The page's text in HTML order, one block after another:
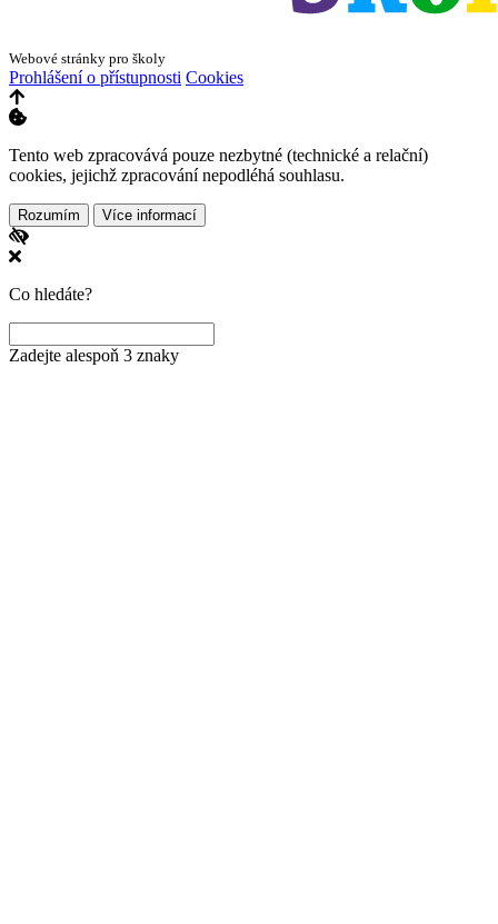
Webové stránky pro školy
Prohlášení o přístupnosti Cookies
Tento web zpracovává pouze nezbytné (technické a relační)
cookies, jejichž zpracování nepodléhá souhlasu.
Rozumím Více informací
Co hledáte?
Zadejte alespoň 3 znaky